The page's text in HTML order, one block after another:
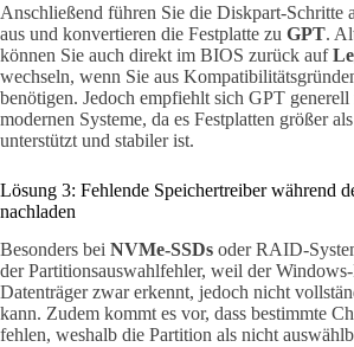
Anschließend führen Sie die Diskpart-Schritte
aus und konvertieren die Festplatte zu GPT.
können Sie auch direkt im BIOS zurück auf
wechseln, wenn Sie aus
benötigen. Jedoch empfiehlt sich GPT
modernen Systeme, da es Festplatten größer als
unterstützt und stabiler ist.
Lösung 3: Fehlende Speichertreiber während
nachladen
Besonders bei NVMe-SSDs oder RAID-
der Partitionsauswahlfehler, weil der
Datenträger zwar erkennt, jedoch nicht
kann. Zudem kommt es vor, dass bestimmte
fehlen, weshalb die Partition als nicht